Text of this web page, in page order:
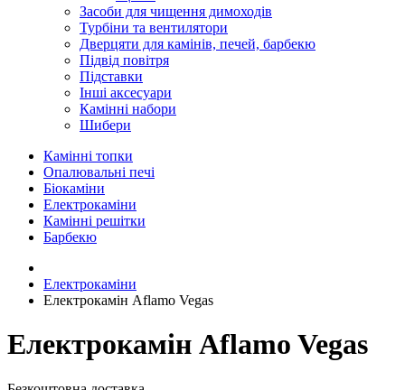
Засоби для чищення димоходів
Турбіни та вентилятори
Дверцяти для камінів, печей, барбекю
Підвід повітря
Підставки
Інші аксесуари
Камінні набори
Шибери
Камінні топки
Опалювальні печі
Біокаміни
Електрокаміни
Камінні решітки
Барбекю
Електрокаміни
Електрокамін Aflamo Vegas
Електрокамін Aflamo Vegas